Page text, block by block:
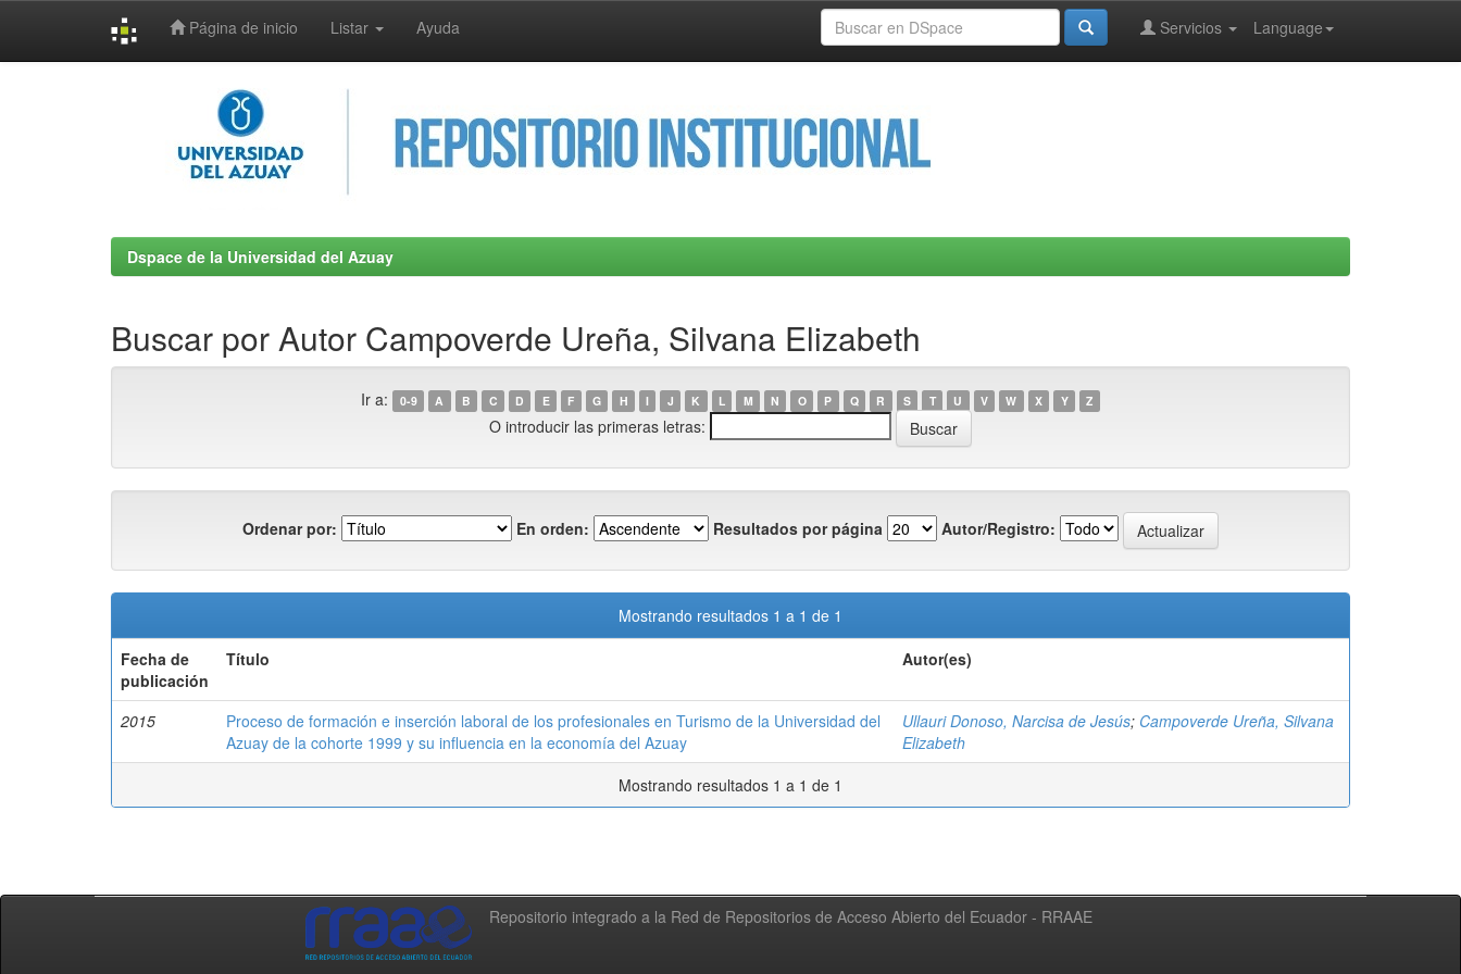
Página de inicio Listar Ayuda Language
Servicios
Dspace de la Universidad del Azuay
Buscar por Autor Campoverde Ureña, Silvana Elizabeth
Ir a: 0-9 A B C D E F G H I J K L M N O P Q R S T U V W X Y Z
O introducir las primeras letras:
Ordenar por: En orden: Resultados por página Autor/Registro:
Mostrando resultados 1 a 1 de 1
Fecha de
publicación
Título Autor(es)
2015
Proceso de formación e inserción laboral de los profesionales en Turismo de la Universidad del
Azuay de la cohorte 1999 y su influencia en la economía del Azuay
Ullauri Donoso, Narcisa de Jesús; Campoverde Ureña, Silvana
Elizabeth
Mostrando resultados 1 a 1 de 1
Repositorio integrado a la Red de Repositorios de Acceso Abierto del Ecuador - RRAAE